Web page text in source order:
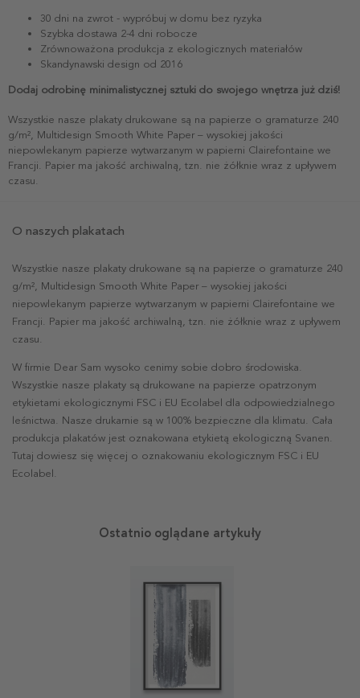
30 dni na zwrot - wypróbuj w domu bez ryzyka
Szybka dostawa 2-4 dni robocze
Zrównoważona produkcja z ekologicznych materiałów
Skandynawski design od 2016
Dodaj odrobinę minimalistycznej sztuki do swojego wnętrza już dziś!
Wszystkie nasze plakaty drukowane są na papierze o gramaturze 240
g/m², Multidesign Smooth White Paper – wysokiej jakości
niepowlekanym papierze wytwarzanym w papierni Clairefontaine we
Francji. Papier ma jakość archiwalną, tzn. nie żółknie wraz z upływem
czasu.
O naszych plakatach
Wszystkie nasze plakaty drukowane są na papierze o gramaturze 240
g/m², Multidesign Smooth White Paper – wysokiej jakości
niepowlekanym papierze wytwarzanym w papierni Clairefontaine we
Francji. Papier ma jakość archiwalną, tzn. nie żółknie wraz z upływem
czasu.
W firmie Dear Sam wysoko cenimy sobie dobro środowiska.
Wszystkie nasze plakaty są drukowane na papierze opatrzonym
etykietami ekologicznymi FSC i EU Ecolabel dla odpowiedzialnego
leśnictwa. Nasze drukarnie są w 100% bezpieczne dla klimatu. Cała
produkcja plakatów jest oznakowana etykietą ekologiczną Svanen.
Tutaj dowiesz się więcej o oznakowaniu ekologicznym FSC i EU
Ecolabel.
Ostatnio oglądane artykuły